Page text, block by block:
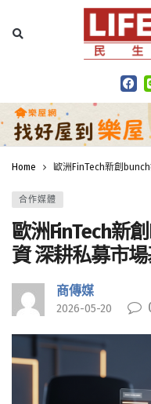
Home 歐洲FinTech新創
合作媒體
歐洲FinTech新
資 深耕私募市
商傳媒
2026-05-20